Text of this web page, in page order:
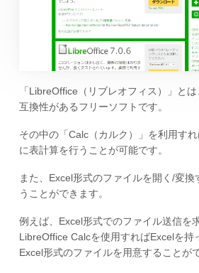
「LibreOffice（リブレオフィス）」と
互換性があるフリーソフトです。
その中の「Calc（カルク）」を利用す
に表計算を行うことが可能です。
また、Excel形式のファイルを開く/変
うことができます。
例えば、Excel形式でのファイル送信を
LibreOffice Calcを使用すればExcelを持
Excel形式のファイルを用意することが